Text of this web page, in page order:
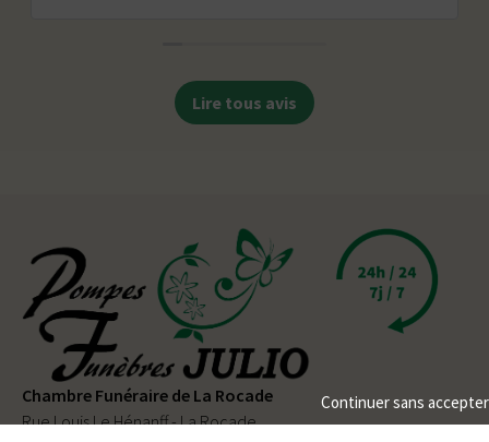
Continuer sans accepter
Lire tous avis
Chambre Funéraire de La Rocade
Rue Louis Le Hénanff - La Rocade